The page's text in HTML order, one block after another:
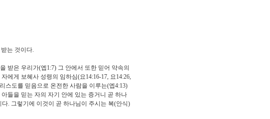
받는 것이다.
받은 우리가(엡 1:7) 그 안에서 또한 믿어 약속의
에게 보혜사 성령의 임하심(요14:16-17, 요14:26,
스도를 믿음으로 온전한 사람을 이루는(엡4:13)
들을 믿는 자의 자기 안에 있는 증거니 곧 하나
다. 그렇기에 이것이 곧 하나님이 주시는 복(안식)